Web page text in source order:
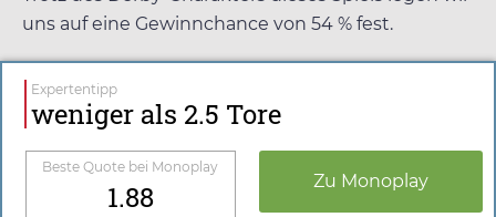
uns auf eine Gewinnchance von 54 % fest.
Expertentipp
weniger als 2.5 Tore
Beste Quote bei Monoplay
1.88 Zu Monoplay